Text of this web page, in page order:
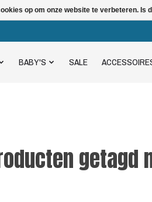
BABY'S SALE
getagd
op om onze website te verbeteren. Is